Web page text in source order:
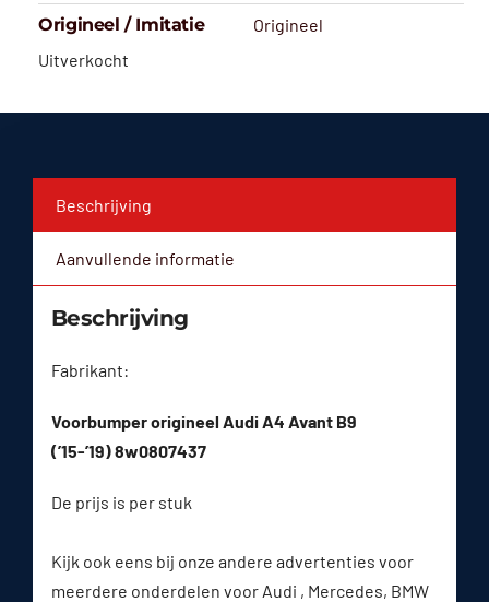
Origineel / Imitatie
Origineel
Uitverkocht
Beschrijving
Aanvullende informatie
Beschrijving
Fabrikant:
Voorbumper origineel Audi A4 Avant B9
(’15-’19) 8w0807437
De prijs is per stuk
Kijk ook eens bij onze andere advertenties voor
meerdere onderdelen voor Audi , Mercedes, BMW